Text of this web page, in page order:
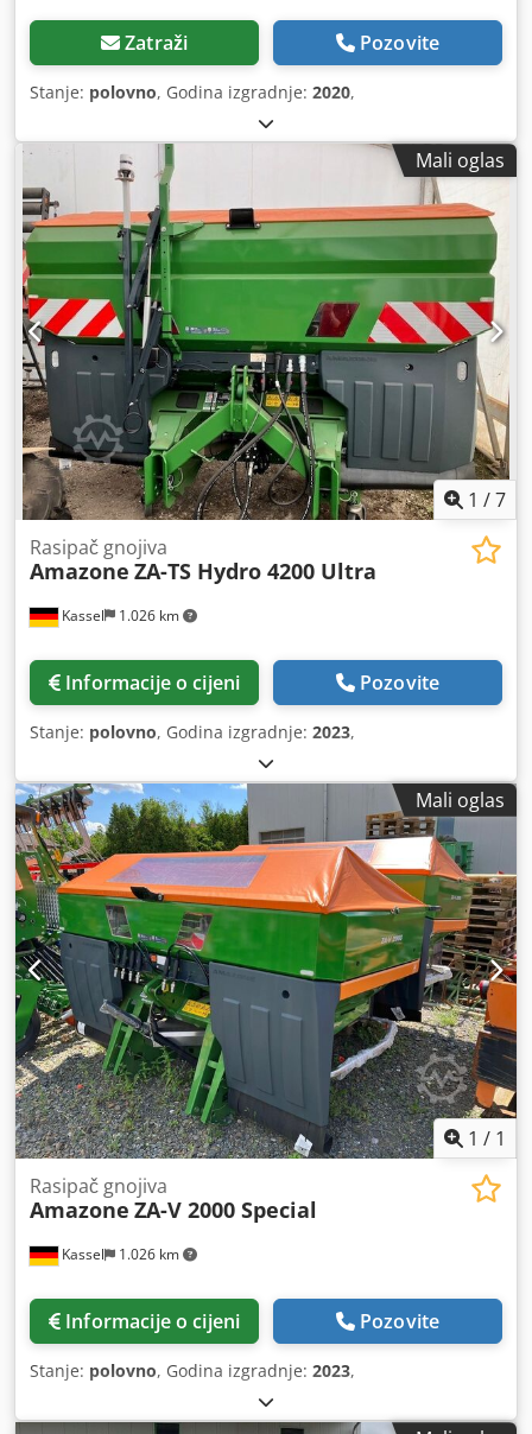
Zatraži Pozovite
Stanje: polovno, Godina izgradnje: 2020,
Mali oglas
1 /7
Kassel 1.026 km
Rasipač gnojiva
Amazone ZA-TS Hydro 4200 Ultra
Informacije o cijeni Pozovite
Stanje: polovno, Godina izgradnje: 2023,
Mali oglas
1 / 1
Kassel 1.026 km
Rasipač gnojiva
Amazone ZA-V 2000 Special
Informacije o cijeni Pozovite
Stanje: polovno, Godina izgradnje: 2023,